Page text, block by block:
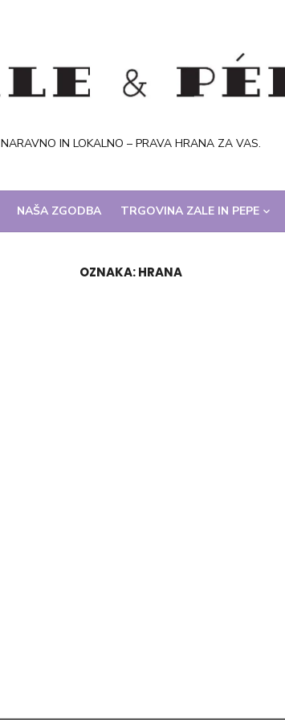
NARAVNO IN LOKALNO – PRAVA HRANA ZA VAS.
NAŠA ZGODBA TRGOVINA ZALE IN PEPE
OZNAKA:HRANA